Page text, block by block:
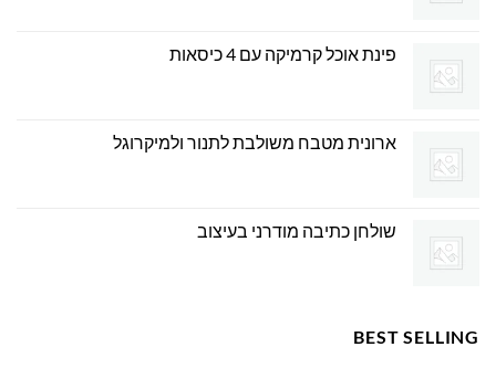
פינת אוכל קרמיקה עם 4 כיסאות
ארונית מטבח משולבת לתנור ולמיקרוגל
שולחן כתיבה מודרני בעיצוב
BEST SELLING